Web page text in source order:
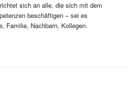
sich an alle, die sich mit dem
beschäftigen – sei es
Familie, Nachbarn, Kollegen.